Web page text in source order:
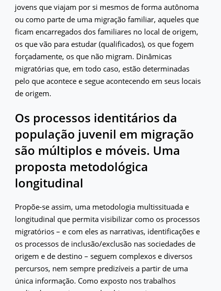
jovens que viajam por si mesmos de forma autônoma
ou como parte de uma migração familiar, aqueles que
ficam encarregados dos familiares no local de origem,
os que vão para estudar (qualificados), os que fogem
forçadamente, os que não migram. Dinâmicas
migratórias que, em todo caso, estão determinadas
pelo que acontece e segue acontecendo em seus locais
de origem.
Os processos identitários da
população juvenil em migração
são múltiplos e móveis. Uma
proposta metodológica
longitudinal
Propõe-se assim, uma metodologia multissituada e
longitudinal que permita visibilizar como os processos
migratórios – e com eles as narrativas, identificações e
os processos de inclusão/exclusão nas sociedades de
origem e de destino – seguem complexos e diversos
percursos, nem sempre predizíveis a partir de uma
única informação. Como exposto nos trabalhos